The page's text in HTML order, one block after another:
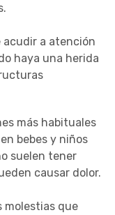
acudir a atención
haya una herida
más habituales
bebes y niños
suelen tener
causar dolor.
molestias que